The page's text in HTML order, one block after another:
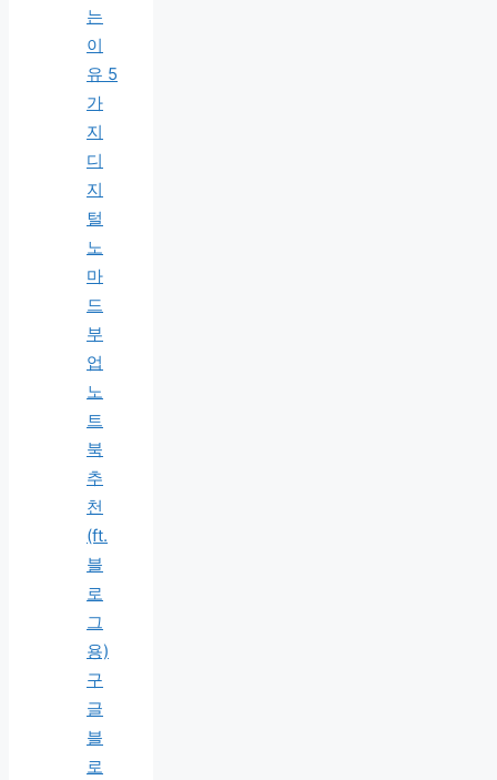
는
이
유 5
가
지
디
지
털
노
마
드
부
업
노
트
북
추
천
(ft.
블
로
그
용)
구
글
블
로